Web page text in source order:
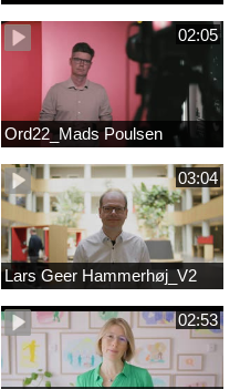
02:05
Ord22_Mads Poulsen
03:04
Lars Geer Hammerhøj_V2
02:53